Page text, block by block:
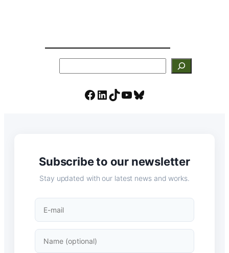
Facebook
LinkedIn
TikTok
YouTube
Bluesky
Subscribe to our newsletter
Stay updated with our latest news and works.